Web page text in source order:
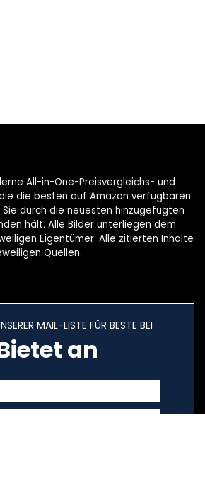
All-in-One-Preisvergleichs- und
die besten auf Amazon verfügbaren
durch die neuesten hinzugefügten
hält. Alle Bilder unterliegen dem
Eigentümer. Alle zitierten Inhalte
Quellen.
MAIL-LISTE FÜR BESTE BEI
an